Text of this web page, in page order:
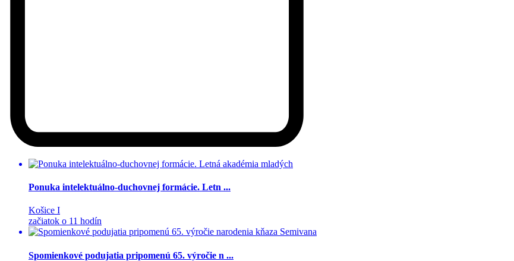
Ponuka intelektuálno-duchovnej formácie. Letn ...
Košice I
začiatok o 11 hodín
Spomienkové podujatia pripomenú 65. výročie n ...